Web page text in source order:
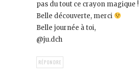
pas du tout ce crayon magique !
Belle découverte, merci
Belle journée à toi,
@ju.dch
RÉPONDRE